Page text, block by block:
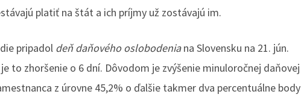
platiť na štát a ich príjmy už zostávajú im.
pripadol deň daňového oslobodeniana Slovensku na 21. jún.
to zhoršenie o 6 dní. Dôvodom je zvýšenie minuloročnej daňovej
z úrovne 45,2% o ďalšie takmer dva percentuálne body